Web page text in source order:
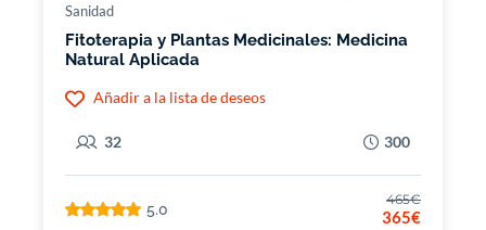
Sanidad
Fitoterapia y Plantas Medicinales: Medicina
Natural Aplicada
Añadir a la lista de deseos
32 300
5.0
465€
365€